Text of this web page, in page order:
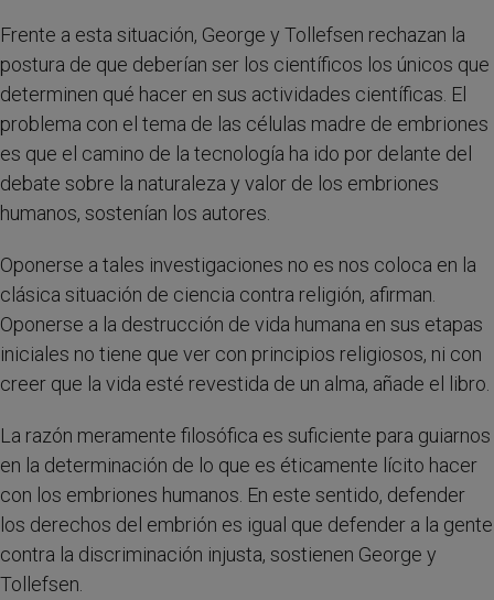
Frente a esta situación, George y Tollefsen rechazan la
postura de que deberían ser los científicos los únicos que
determinen qué hacer en sus actividades científicas. El
problema con el tema de las células madre de embriones
es que el camino de la tecnología ha ido por delante del
debate sobre la naturaleza y valor de los embriones
humanos, sostenían los autores.
Oponerse a tales investigaciones no es nos coloca en la
clásica situación de ciencia contra religión, afirman.
Oponerse a la destrucción de vida humana en sus etapas
iniciales no tiene que ver con principios religiosos, ni con
creer que la vida esté revestida de un alma, añade el libro.
La razón meramente filosófica es suficiente para guiarnos
en la determinación de lo que es éticamente lícito hacer
con los embriones humanos. En este sentido, defender
los derechos del embrión es igual que defender a la gente
contra la discriminación injusta, sostienen George y
Tollefsen.